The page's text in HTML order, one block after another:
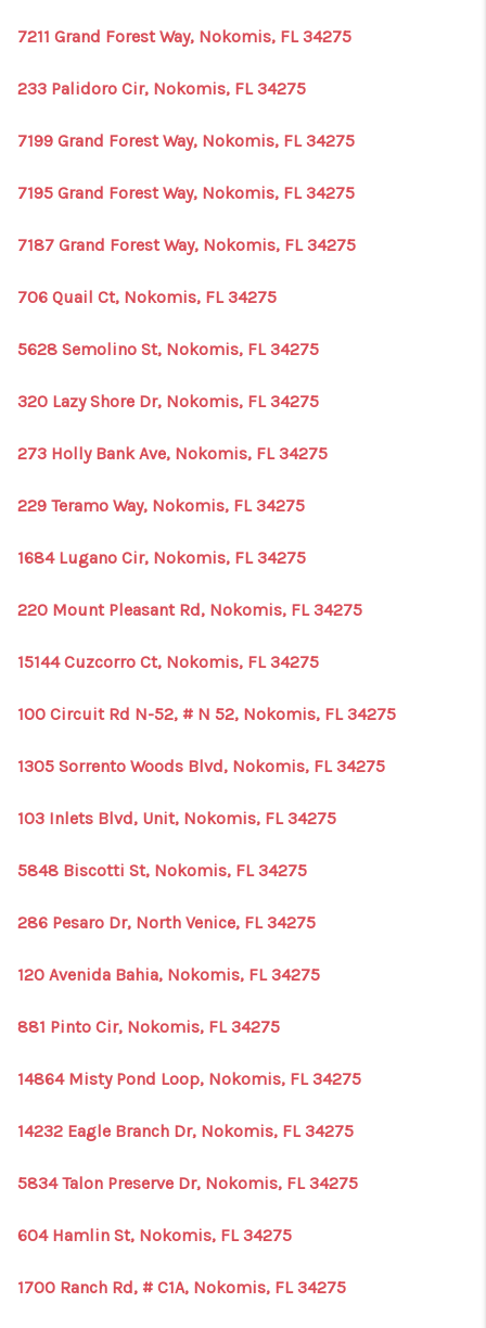
7211 Grand Forest Way, Nokomis, FL 34275
233 Palidoro Cir, Nokomis, FL 34275
7199 Grand Forest Way, Nokomis, FL 34275
7195 Grand Forest Way, Nokomis, FL 34275
7187 Grand Forest Way, Nokomis, FL 34275
706 Quail Ct, Nokomis, FL 34275
5628 Semolino St, Nokomis, FL 34275
320 Lazy Shore Dr, Nokomis, FL 34275
273 Holly Bank Ave, Nokomis, FL 34275
229 Teramo Way, Nokomis, FL 34275
1684 Lugano Cir, Nokomis, FL 34275
220 Mount Pleasant Rd, Nokomis, FL 34275
15144 Cuzcorro Ct, Nokomis, FL 34275
100 Circuit Rd N-52, # N 52, Nokomis, FL 34275
1305 Sorrento Woods Blvd, Nokomis, FL 34275
103 Inlets Blvd, Unit, Nokomis, FL 34275
5848 Biscotti St, Nokomis, FL 34275
286 Pesaro Dr, North Venice, FL 34275
120 Avenida Bahia, Nokomis, FL 34275
881 Pinto Cir, Nokomis, FL 34275
14864 Misty Pond Loop, Nokomis, FL 34275
14232 Eagle Branch Dr, Nokomis, FL 34275
5834 Talon Preserve Dr, Nokomis, FL 34275
604 Hamlin St, Nokomis, FL 34275
1700 Ranch Rd, # C1A, Nokomis, FL 34275